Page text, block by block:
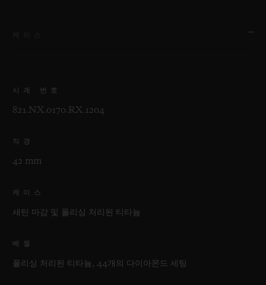
시계 번호
821.NX.0170.RX.1204
직경
42 mm
케이스
새틴 마감 및 폴리싱 처리된 티타늄
베젤
폴리싱 처리된 티타늄, 44개의 다이아몬드 세팅